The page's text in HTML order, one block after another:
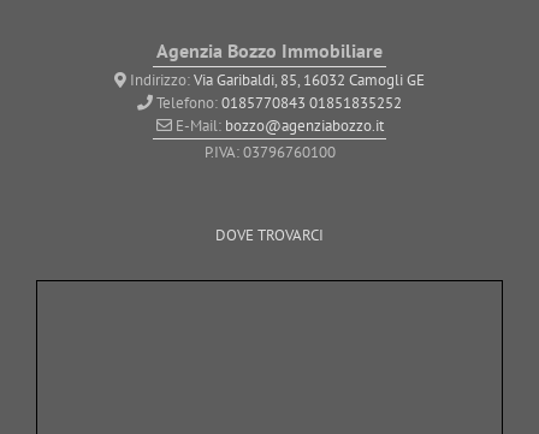
Agenzia Bozzo Immobiliare
Indirizzo:Via Garibaldi, 85, 16032 Camogli GE
Telefono:0185770843 01851835252
E-Mail: bozzo@agenziabozzo.it
P.IVA: 03796760100
DOVE TROVARCI